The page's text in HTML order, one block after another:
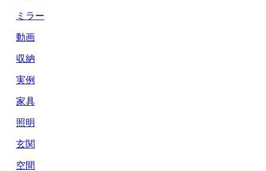
ミラー
動画
収納
実例
家具
照明
玄関
空間